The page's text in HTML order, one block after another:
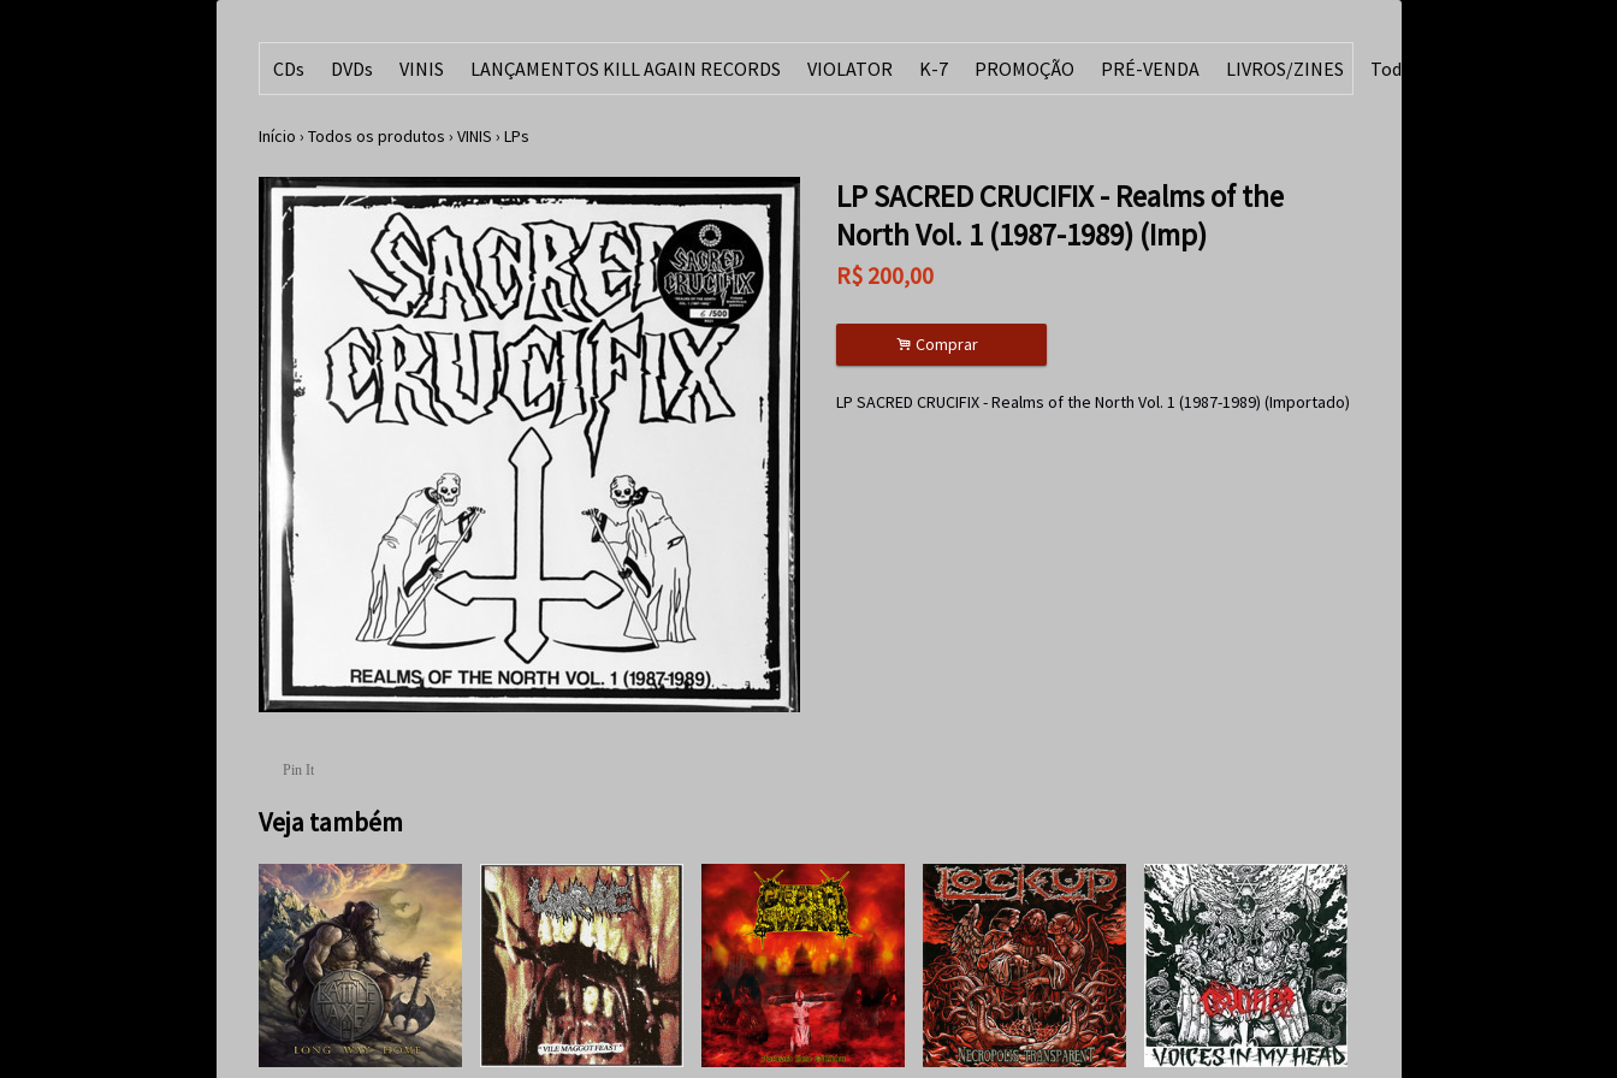
CDs DVDs VINIS LANÇAMENTOS KILL AGAIN RECORDS VIOLATOR K-7 PROMOÇÃO PRÉ-VENDA LIVROS/ZINES Todos
Início › Todos os produtos › VINIS › LPs
Pin It
LP SACRED CRUCIFIX - Realms of the
North Vol. 1 (1987-1989) (Imp)
R$ 200,00
. Comprar
LP SACRED CRUCIFIX - Realms of the North Vol. 1 (1987-1989) (Importado)
Veja também